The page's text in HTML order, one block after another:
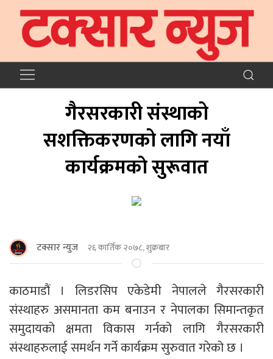
गैरसरकारी संस्थाको
सशक्तिकरणको लागि नयाँ
कार्यक्रमकाे सुरूवात
टक्सार न्युज २६ कार्तिक २०७८, शुक्रबार
काठमाडौं । लिडरसिप एकेडेमी नेपालले गैरसरकारी
संस्थाहरु असमानता कम बनाउन र नेपालका सिमान्तकृत
समुदायको क्षमता विकास गर्नको लागि गैरसरकारी
संस्थाहरुलाई समर्थन गर्ने कार्यक्रम सुरुवात गरेको छ ।